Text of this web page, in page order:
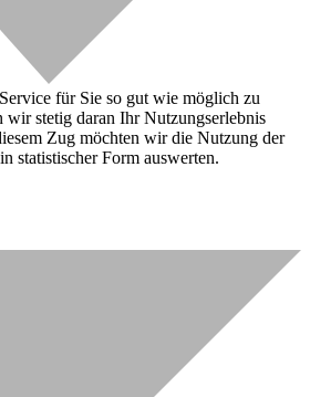
für Sie so gut wie möglich zu
wir stetig daran Ihr Nutzungserlebnis
Zug möchten wir die Nutzung der
statistischer Form auswerten.